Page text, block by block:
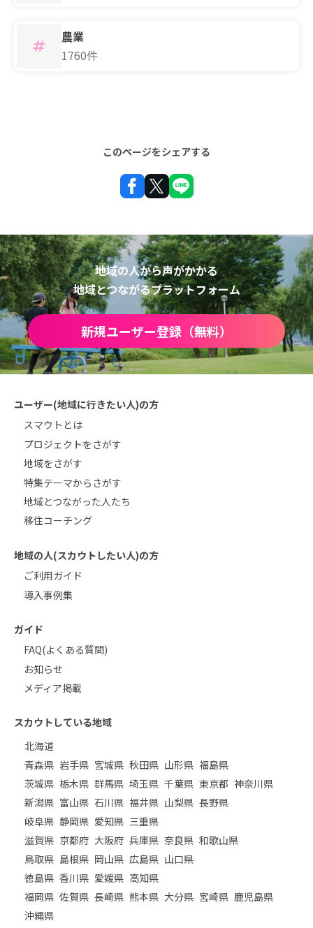
農業
1760件
このページをシェアする
地域の人から声がかかる
地域とつながるプラットフォーム
新規ユーザー登録（無料）
ユーザー(地域に行きたい人)の方
スマウトとは
プロジェクトをさがす
地域をさがす
特集テーマからさがす
地域とつながった人たち
移住コーチング
地域の人(スカウトしたい人)の方
ご利用ガイド
導入事例集
ガイド
FAQ(よくある質問)
お知らせ
メディア掲載
スカウトしている地域
北海道
青森県 岩手県 宮城県 秋田県 山形県 福島県
茨城県 栃木県 群馬県 埼玉県 千葉県 東京都 神奈川県
新潟県 富山県 石川県 福井県 山梨県 長野県
岐阜県 静岡県 愛知県 三重県
滋賀県 京都府 大阪府 兵庫県 奈良県 和歌山県
鳥取県 島根県 岡山県 広島県 山口県
徳島県 香川県 愛媛県 高知県
福岡県 佐賀県 長崎県 熊本県 大分県 宮崎県 鹿児島県
沖縄県